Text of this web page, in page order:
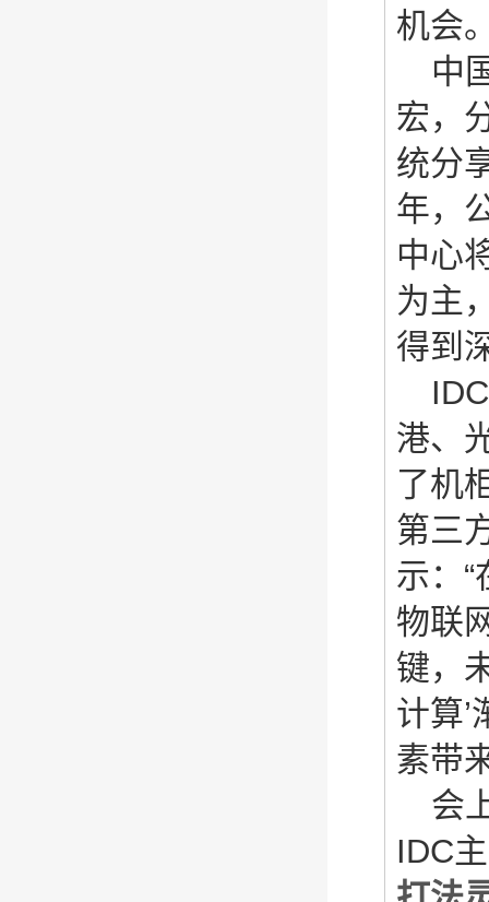
机会
中
宏，
统分
年，
中心
为主
得到
IDC
港、
了机
第三
示：
物联
键，
计算
素带
会
IDC